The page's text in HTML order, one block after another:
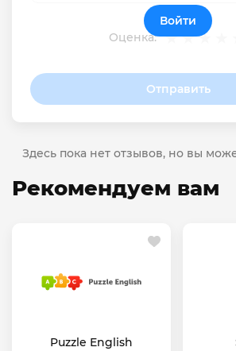
Оценка:
Отправить
Войти
Здесь пока нет отзывов, но вы
Рекомендуем вам
Puzzle English